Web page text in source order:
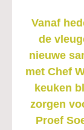
Vanaf
de
nieuwe
met Chef
keuken
zorgen
Proef